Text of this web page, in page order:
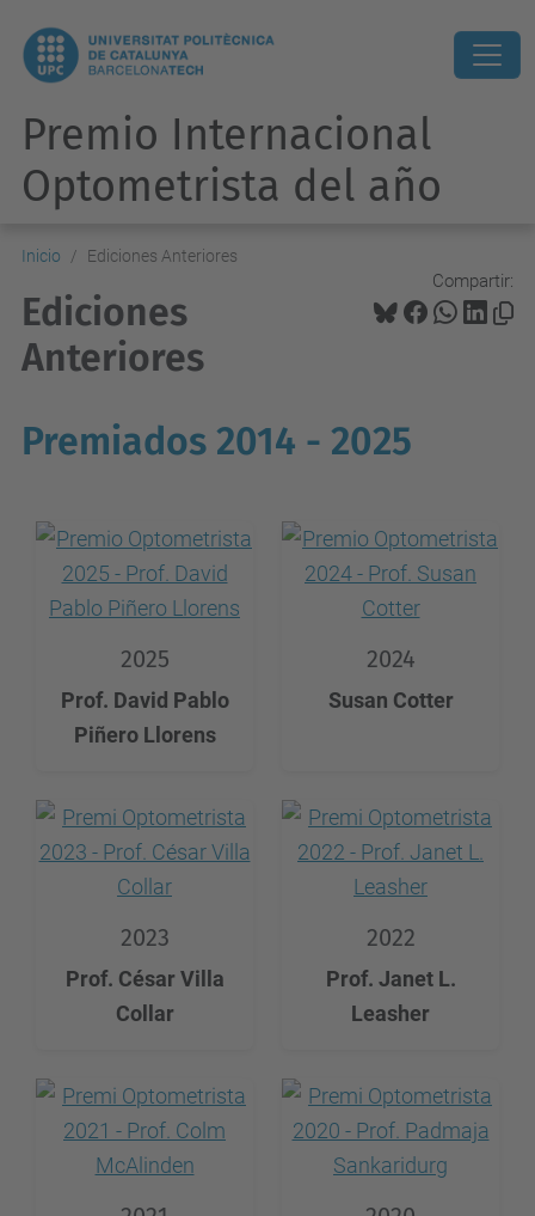
Premio Internacional
Optometrista del año
Inicio Ediciones Anteriores
Compartir:
Ediciones
Anteriores
Premiados 2014 - 2025
2025
Prof. David Pablo
Piñero Llorens
2024
Susan Cotter
2023
Prof. César Villa
Collar
2022
Prof. Janet L.
Leasher